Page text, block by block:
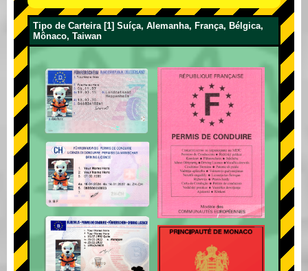
Tipo de Carteira [1] Suíça, Alemanha, França, Bélgica,
Mônaco, Taiwan